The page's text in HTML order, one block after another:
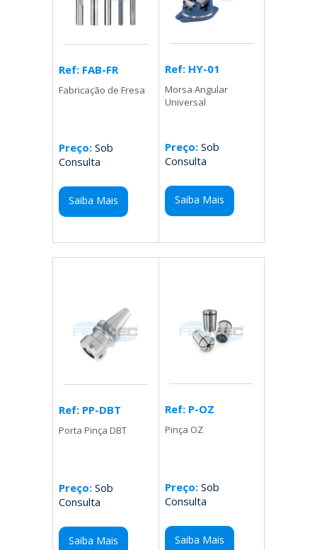
Ref: FAB-FR
Fabricação de Fresa
Preço: Sob
Consulta
Saiba Mais
Ref: HY-01
Morsa Angular
Universal
Preço:Sob
Consulta
Saiba Mais
Ref: PP-DBT
Porta Pinça DBT
Preço: Sob
Consulta
Saiba Mais
Ref: P-OZ
Pinça OZ
Preço:Sob
Consulta
Saiba Mais